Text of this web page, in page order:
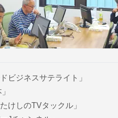
ドビジネスサテライト」
たけしのTVタックル」